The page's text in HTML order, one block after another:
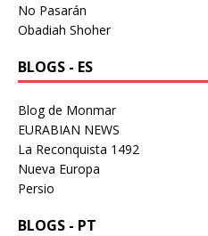
No Pasarán
Obadiah Shoher
BLOGS - ES
Blog de Monmar
EURABIAN NEWS
La Reconquista 1492
Nueva Europa
Persio
BLOGS - PT